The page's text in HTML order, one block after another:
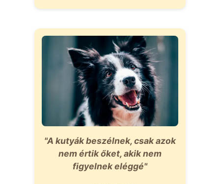
"A kutyák beszélnek, csak azok
nem értik őket, akik nem
figyelnek eléggé"